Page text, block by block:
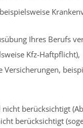
Ihres Berufs
Kfz-Haftpflicht),
berücksichtigt
berücksichtigt